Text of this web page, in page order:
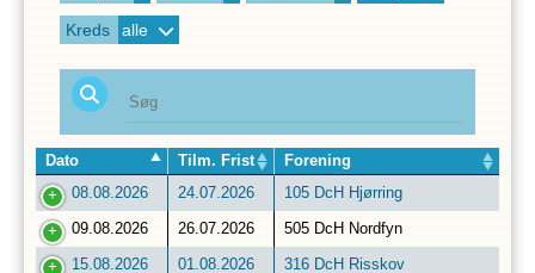
Kreds alle
Dato Tilm. Frist
Forening
08.08.2026
24.07.2026 105 DcH Hjørring
09.08.2026 26.07.2026 505 DcH Nordfyn
15.08.2026 01.08.2026 316 DcH Risskov